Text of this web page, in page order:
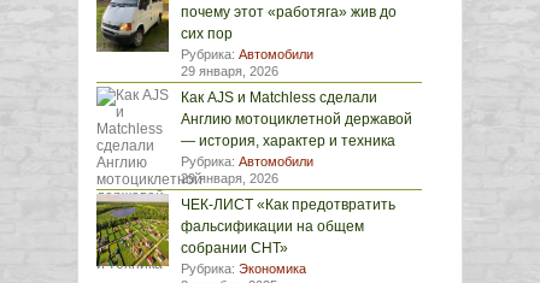
почему этот «работяга» жив до
сих пор
Рубрика: Автомобили
29 января, 2026
Как AJS и Matchless сделали
Англию мотоциклетной державой
— история, характер и техника
Рубрика: Автомобили
29 января, 2026
ЧЕК-ЛИСТ «Как предотвратить
фальсификации на общем
собрании СНТ»
Рубрика: Экономика